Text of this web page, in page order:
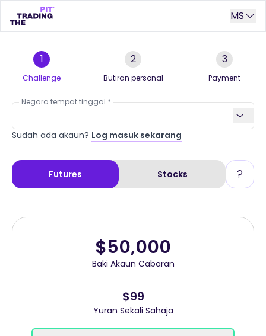
MS
1
Challenge
2
Butiran personal
3
Payment
Negara tempat tinggal
Sudah ada akaun? Log masuk sekarang
Futures Stocks ?
$50,000
Baki Akaun Cabaran
$99
Yuran Sekali Sahaja